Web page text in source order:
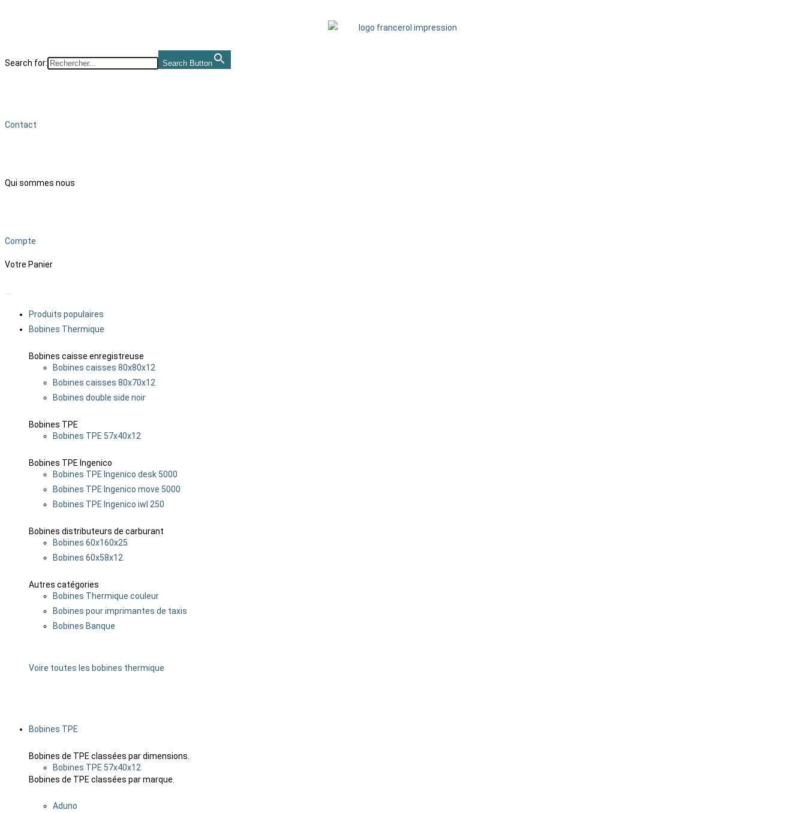
Search for: Search Button
Contact
Qui sommes nous
Compte
Votre Panier
Produits populaires
Bobines Thermique
Bobines caisse enregistreuse
Bobines caisses 80x80x12
Bobines caisses 80x70x12
Bobines double side noir
Bobines TPE
Bobines TPE 57x40x12
Bobines TPE Ingenico
Bobines TPE Ingenico desk 5000
Bobines TPE Ingenico move 5000
Bobines TPE Ingenico iwl 250
Bobines distributeurs de carburant
Bobines 60x160x25
Bobines 60x58x12
Autres catégories
Bobines Thermique couleur
Bobines pour imprimantes de taxis
Bobines Banque
Voire toutes les bobines thermique
Bobines TPE
Bobines de TPE classées par dimensions.
Bobines TPE 57x40x12
Bobines de TPE classées par marque.
Aduno